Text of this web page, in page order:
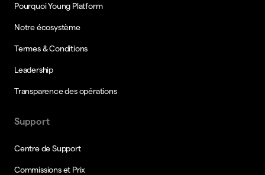
Pourquoi Young Platform
Notre écosystème
Termes & Conditions
Leadership
Transparence des opérations
Support
Centre de Support
Commissions et Prix